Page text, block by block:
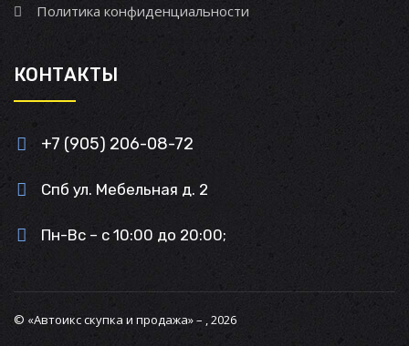
Политика конфиденциальности
КОНТАКТЫ
+7 (905) 206-08-72
Спб ул. Мебельная д. 2
Пн-Вс – с 10:00 до 20:00;
© «Автоикс скупка и продажа» – , 2026